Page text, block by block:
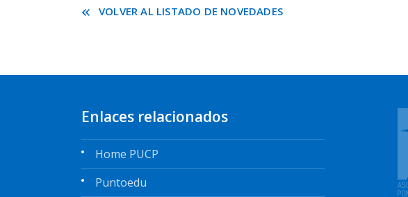
VOLVER AL LISTADO DE NOVEDADES
Enlaces relacionados
Home PUCP
Puntoedu